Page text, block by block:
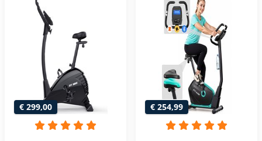
transporteren -
Antislippedalen -
Homegym -
Stabiele structuur -
gebruikersgewicht
110 kg - Zwart en
Blauw
transportwielen
€ 299,00 € 254,99